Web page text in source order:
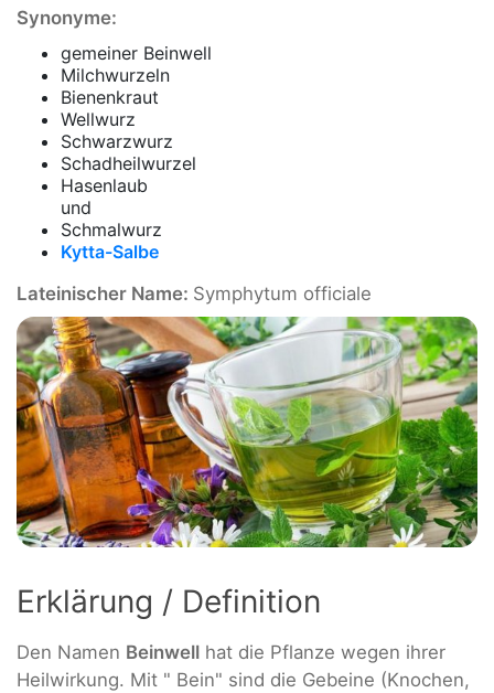
Synonyme:
gemeiner Beinwell
Milchwurzeln
Bienenkraut
Wellwurz
Schwarzwurz
Schadheilwurzel
Hasenlaub
und
Schmalwurz
Kytta-Salbe
Lateinischer Name: Symphytum officiale
Erklärung / Definition
Den Namen Beinwell hat die Pflanze wegen ihrer
Heilwirkung. Mit " Bein" sind die Gebeine (Knochen,